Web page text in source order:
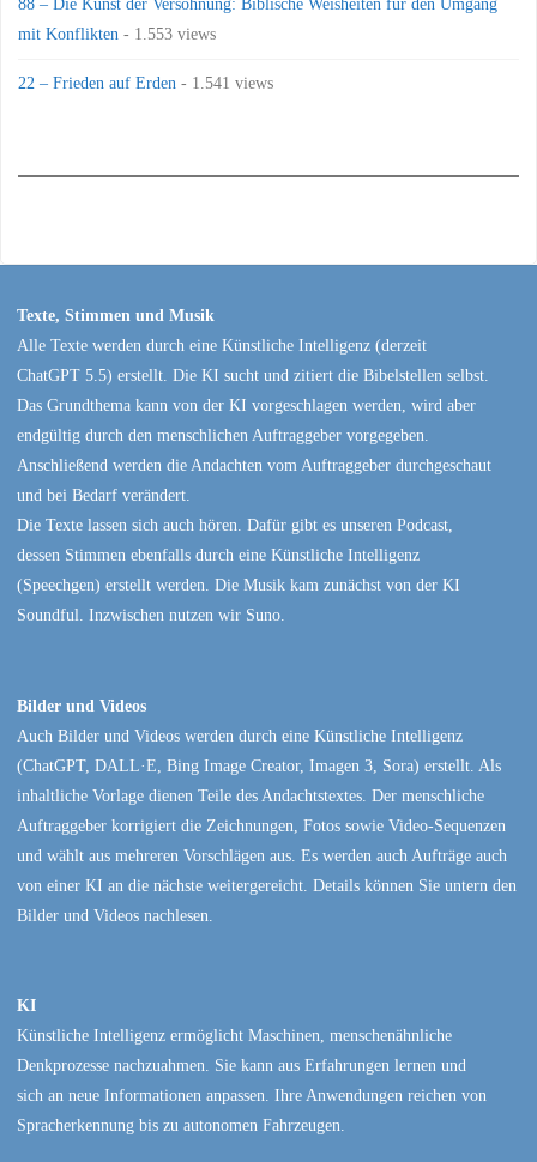
88 – Die Kunst der Versöhnung: Biblische Weisheiten für den Umgang
mit Konflikten - 1.553 views
22 – Frieden auf Erden - 1.541 views
Texte, Stimmen und Musik
Alle Texte werden durch eine Künstliche Intelligenz (derzeit
ChatGPT 5.5) erstellt. Die KI sucht und zitiert die Bibelstellen selbst.
Das Grundthema kann von der KI vorgeschlagen werden, wird aber
endgültig durch den menschlichen Auftraggeber vorgegeben.
Anschließend werden die Andachten vom Auftraggeber durchgeschaut
und bei Bedarf verändert.
Die Texte lassen sich auch hören. Dafür gibt es unseren Podcast,
dessen Stimmen ebenfalls durch eine Künstliche Intelligenz
(Speechgen) erstellt werden. Die Musik kam zunächst von der KI
Soundful. Inzwischen nutzen wir Suno.
Bilder und Videos
Auch Bilder und Videos werden durch eine Künstliche Intelligenz
(ChatGPT, DALL·E, Bing Image Creator, Imagen 3, Sora) erstellt. Als
inhaltliche Vorlage dienen Teile des Andachtstextes. Der menschliche
Auftraggeber korrigiert die Zeichnungen, Fotos sowie Video-Sequenzen
und wählt aus mehreren Vorschlägen aus. Es werden auch Aufträge auch
von einer KI an die nächste weitergereicht. Details können Sie untern den
Bilder und Videos nachlesen.
KI
Künstliche Intelligenz ermöglicht Maschinen, menschenähnliche
Denkprozesse nachzuahmen. Sie kann aus Erfahrungen lernen und
sich an neue Informationen anpassen. Ihre Anwendungen reichen von
Spracherkennung bis zu autonomen Fahrzeugen.